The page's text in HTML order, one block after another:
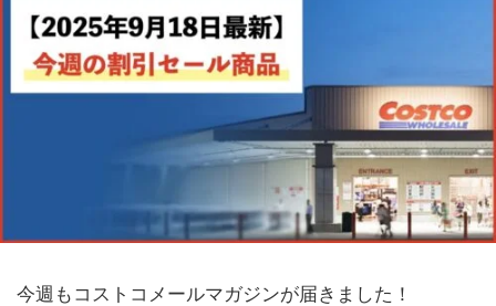
今週もコストコメールマガジンが届きました！